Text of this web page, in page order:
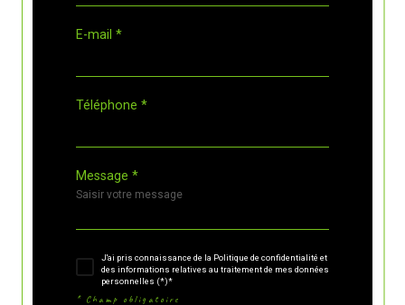
E-mail *
Téléphone *
Message *
J'ai pris connaissance de la Politique de confidentialité et
des informations relatives au traitement de mes données
personnelles (*)*
* Champ obligatoire